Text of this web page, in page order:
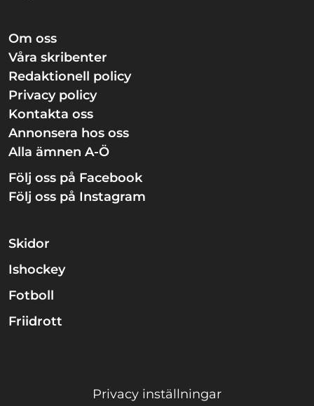
Om oss
Våra skribenter
Redaktionell policy
Privacy policy
Kontakta oss
Annonsera hos oss
Alla ämnen A-Ö
Följ oss på Facebook
Följ oss på Instagram
Skidor
Ishockey
Fotboll
Friidrott
Privacy inställningar